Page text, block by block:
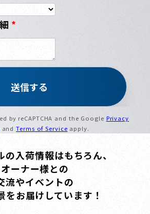
*
by reCAPTCHA and the Google Privacy
andTerms of Service apply.
の入荷情報はもちろん、
オーナー様との
流やイベントの
をお届けしています！